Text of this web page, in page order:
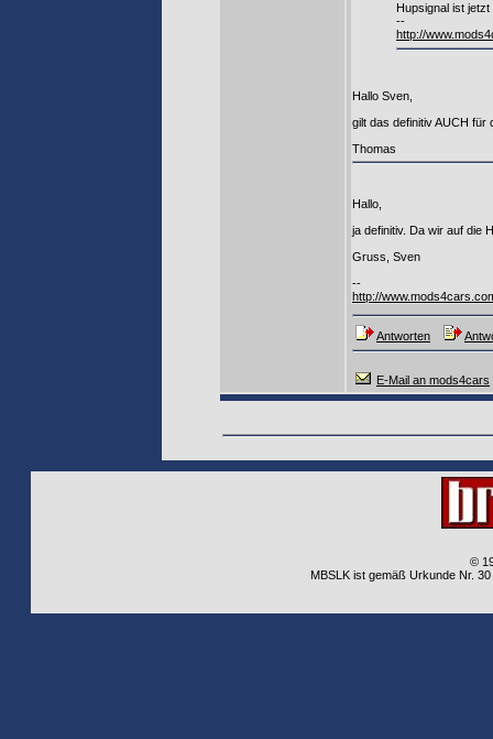
Hupsignal ist
--
http://
Hallo Sven,
gilt das definitiv AUCH für
Thomas
Hallo,
ja definitiv. Da wir auf die
Gruss, Sven
--
http://
Antworten
E-Mail an mods4cars
©
MBSLK ist gemäß Urkunde Nr.